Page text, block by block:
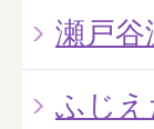
瀬戸谷
ふじ